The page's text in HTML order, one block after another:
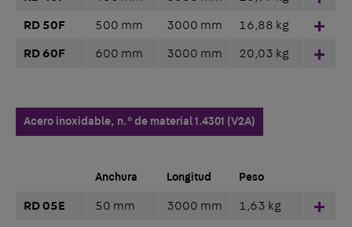
RD 50F 500 mm 3000 mm 16,88 kg
RD 60F 600 mm 3000 mm 20,03 kg
Acero inoxidable, n.° de material 1.4301 (V2A)
Anchura Longitud Peso
RD 05E 50 mm 3000 mm 1,63 kg